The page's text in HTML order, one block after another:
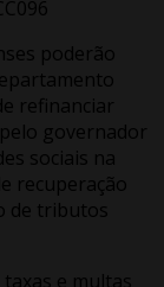
poderão
refinanciar
governador
sociais na
recuperação
de tributos
e multas